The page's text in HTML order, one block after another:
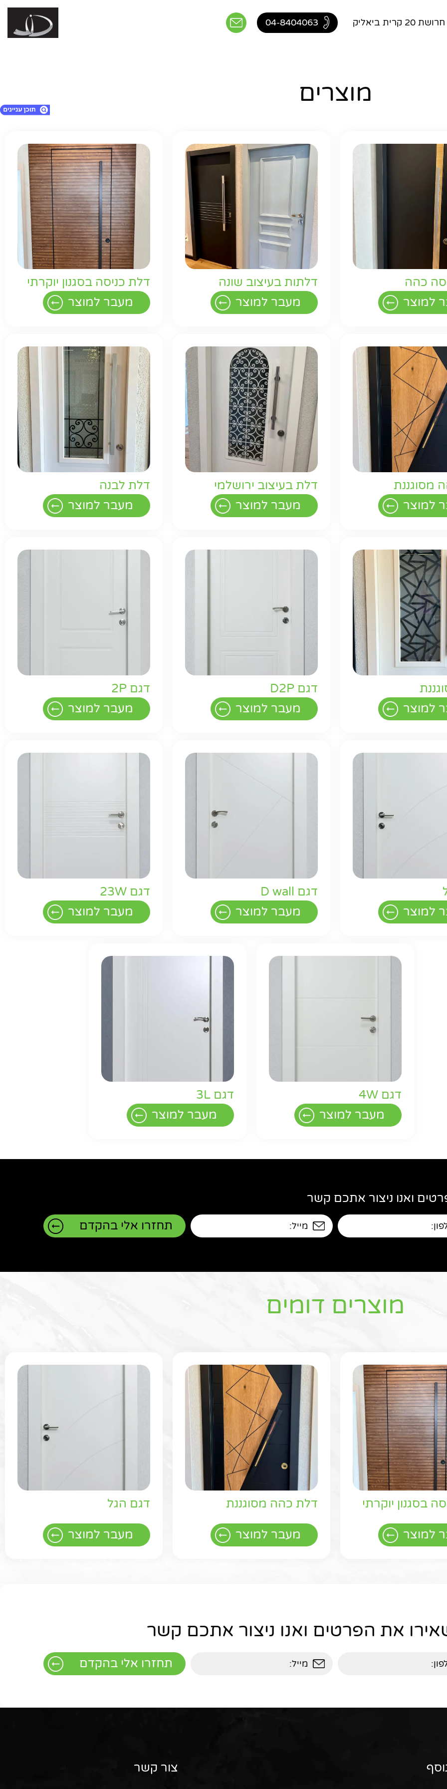
ביאליק 04-8404063
חפשו באתר
מוצרים
כהה
למוצר
דלתות בעיצוב שונה
מעבר למוצר
דלת כניסה בסגנון יוקרתי
מעבר למוצר
מסוגננת
למוצר
דלת בעיצוב ירושלמי
מעבר למוצר
דלת לבנה
מעבר למוצר
למוצר
דגם D2P
מעבר למוצר
דגם 2P
מעבר למוצר
למוצר
דגם D wall
מעבר למוצר
דגם 23W
מעבר למוצר
דגם 4W
מעבר למוצר
דגם 3L
מעבר למוצר
ואנו ניצור אתכם קשר
מוצרים דומים
בסגנון יוקרתי
למוצר
דלת כהה מסוגננת
מעבר למוצר
דגם הגל
מעבר למוצר
את הפרטים ואנו ניצור אתכם קשר
צור קשר